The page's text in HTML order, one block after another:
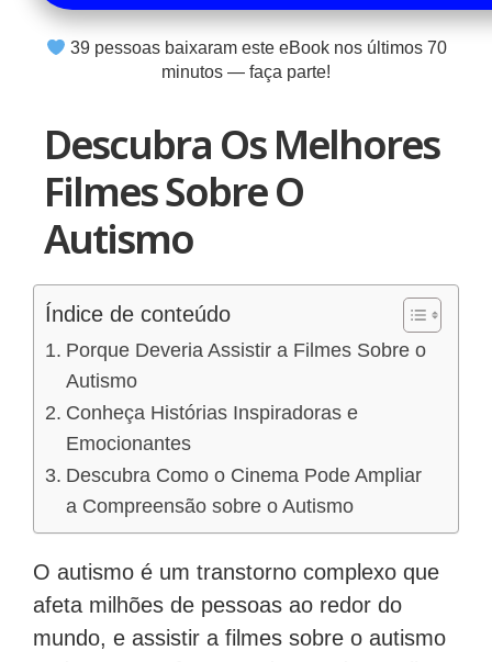
39pessoas baixaram este eBook nos últimos 70
minutos — faça parte!
Descubra Os Melhores
Filmes Sobre O
Autismo
Índice de conteúdo
Porque Deveria Assistir a Filmes Sobre o
Autismo
Conheça Histórias Inspiradoras e
Emocionantes
Descubra Como o Cinema Pode Ampliar
a Compreensão sobre o Autismo
O autismo é um transtorno complexo que
afeta milhões de pessoas ao redor do
mundo, e assistir a filmes sobre o autismo